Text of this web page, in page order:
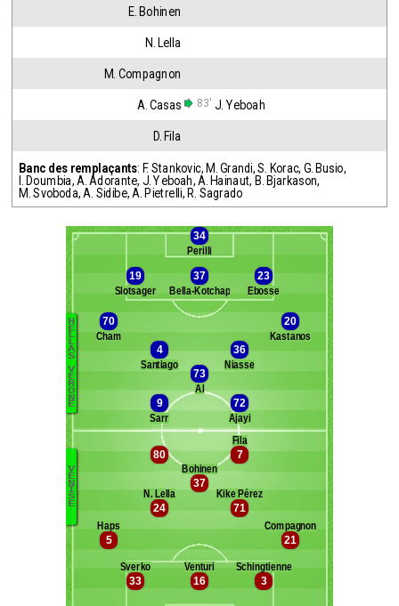
E. Bohinen
N. Lella
M. Compagnon
A. Casas 83' J. Yeboah
D. Fila
Banc des remplaçants: F. Stankovic, M. Grandi,S. Korac, G. Busio,
I. Doumbia, A. Adorante, J. Yeboah, A. Hainaut, B. Bjarkason,
M. Svoboda, A. Sidibe, A. Pietrelli, R. Sagrado